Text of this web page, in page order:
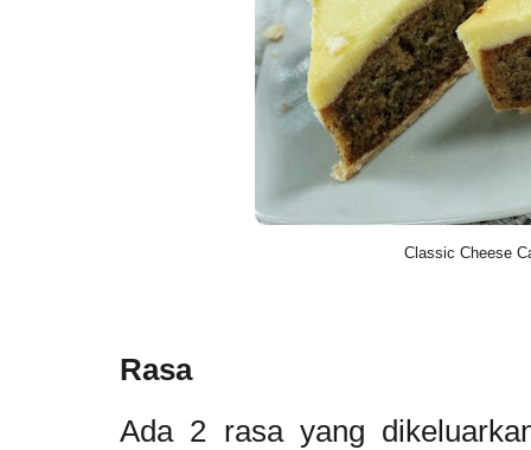
Classic Cheese
Rasa
Ada 2 rasa yang